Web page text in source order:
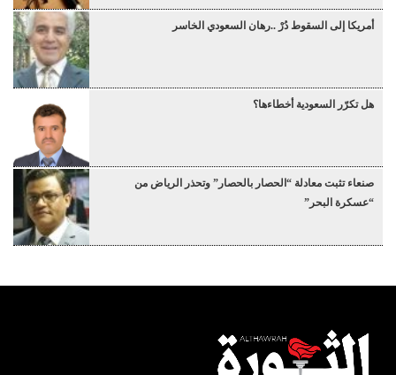
أمريكا إلى السقوط دُرْ ..رهان السعودي الخاسر
هل تكرّر السعودية أخطاءها؟
صنعاء تثبت معادلة “الحصار بالحصار” وتحذر الرياض من
“عسكرة البحر”